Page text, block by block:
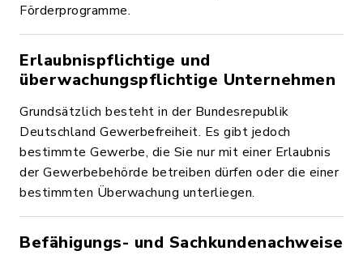
Förderprogramme.
Erlaubnispflichtige und
überwachungspflichtige Unternehmen
Grundsätzlich besteht in der Bundesrepublik
Deutschland Gewerbefreiheit. Es gibt jedoch
bestimmte Gewerbe, die Sie nur mit einer Erlaubnis
der Gewerbebehörde betreiben dürfen oder die einer
bestimmten Überwachung unterliegen.
Befähigungs- und Sachkundenachweise